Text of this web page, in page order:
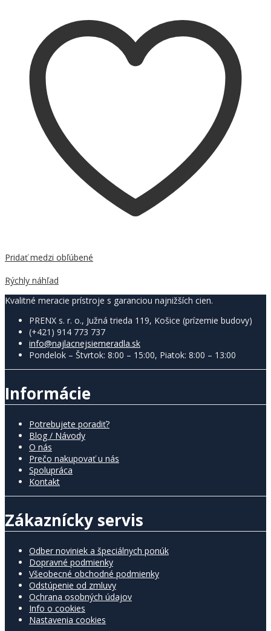
Pridať medzi obľúbené
Rýchly náhľad
Kvalitné meracie prístroje s garanciou najnižších cien.
PRENX s. r. o., Južná trieda 119, Košice (prízemie budovy)
(+421) 914 773 737
info@najlacnejsiemeradla.sk
Pondelok – Štvrtok: 8:00 – 15:00, Piatok: 8:00 – 13:00
Informácie
Potrebujete poradiť?
Blog / Návody
O nás
Prečo nakupovať u nás
Spolupráca
Kontakt
Zákaznícky servis
Odber noviniek a špeciálnych ponúk
Dopravné podmienky
Všeobecné obchodné podmienky
Odstúpenie od zmluvy
Ochrana osobných údajov
Info o cookies
Nastavenia cookies